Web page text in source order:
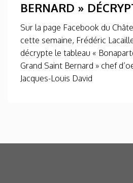
BERNARD »
Sur la page Facebook du
cette semaine, Frédéric
décrypte le tableau «
Grand Saint Bernard » chef
Jacques-Louis David